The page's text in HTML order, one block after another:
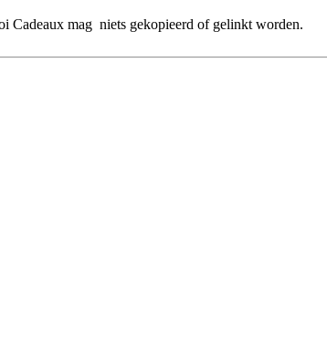
Cadeaux mag niets gekopieerd of gelinkt worden.